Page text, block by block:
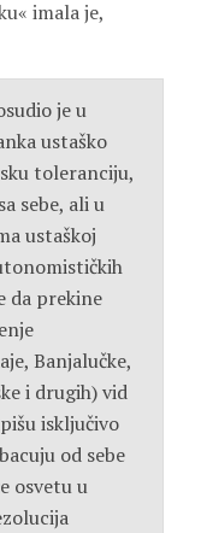
imala je,
je u
ustaško
toleranciju,
sebe, ali u
ustaškoj
da prekine
Banjalučke,
i drugih) vid
isključivo
od sebe
osvetu u